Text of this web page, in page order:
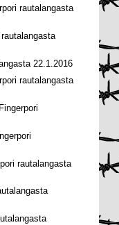
rautalangasta
22.1.2016
rautalangasta
rautalangasta